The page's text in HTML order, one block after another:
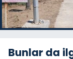
Bunlar da